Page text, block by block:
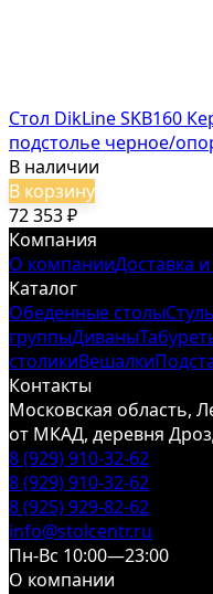
Стол DikLine SKB160
подстолье черное/
В наличии
В корзину
72 353 ₽
Компания
О компанииДоставка
Каталог
Обеденные столы
группыДиваны
столикиВешалки
Контакты
Московская область,
от МКАД, деревня
8 (929) 910-32-62
8 (929) 910-32-62
8 (925) 929-82-62
info@stolcentr.ru
Пн-Вс 10:00—23:00
О компании